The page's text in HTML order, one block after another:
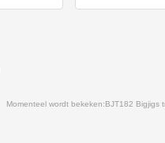
Momenteel wordt bekeken:BJT182 Bigjigs